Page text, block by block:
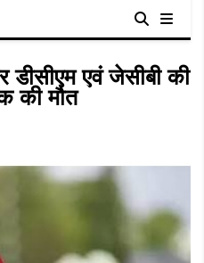
डीसीएम एवं जेसीबी की
की मौत